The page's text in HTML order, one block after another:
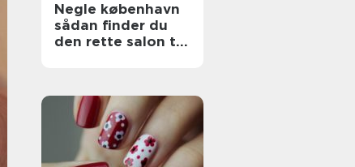
Negle københavn
sådan finder du
den rette salon til